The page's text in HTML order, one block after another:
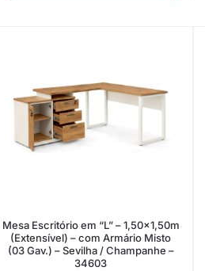
Mesa Escritório em “L” – 1,50×1,50m
(Extensível) – com Armário Misto
(03 Gav.) – Sevilha / Champanhe –
34603